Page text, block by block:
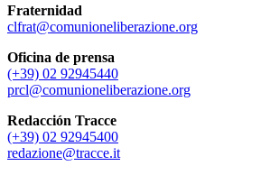
Fraternidad
clfrat@comunioneliberazione.org
Oficina de prensa
(+39) 02 92945440
prcl@comunioneliberazione.org
Redacción Tracce
(+39) 02 92945400
redazione@tracce.it